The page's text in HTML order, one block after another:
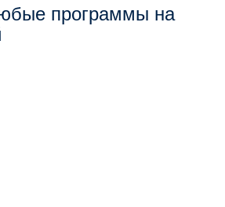
программы на